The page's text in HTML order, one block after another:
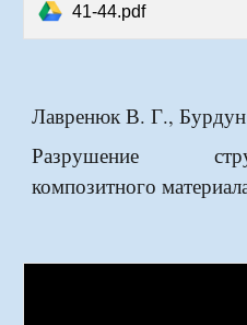
41-44.pdf
Лавренюк В. Г.,
Разрушение
композитного